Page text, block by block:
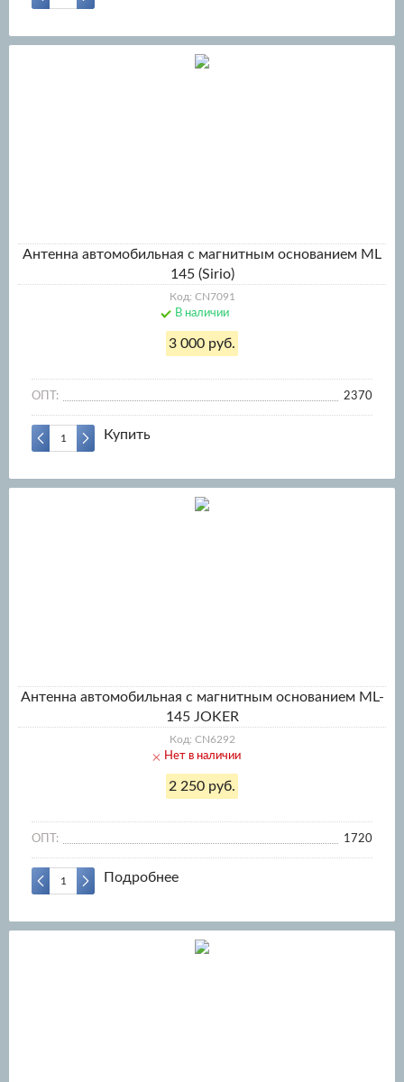
Антенна автомобильная с магнитным основанием ML
145 (Sirio)
Код: CN7091
В наличии
3 000 руб.
ОПТ: 2370
Купить
Антенна автомобильная с магнитным основанием ML-
145 JOKER
Код: CN6292
Нет в наличии
2 250 руб.
ОПТ: 1720
Подробнее